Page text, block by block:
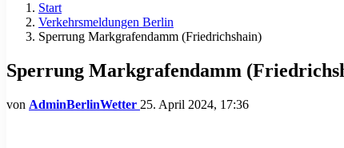
Start
Verkehrsmeldungen Berlin
Sperrung Markgrafendamm (Friedrichshain)
Sperrung Markgrafendamm
von AdminBerlinWetter 25. April 2024, 17:36